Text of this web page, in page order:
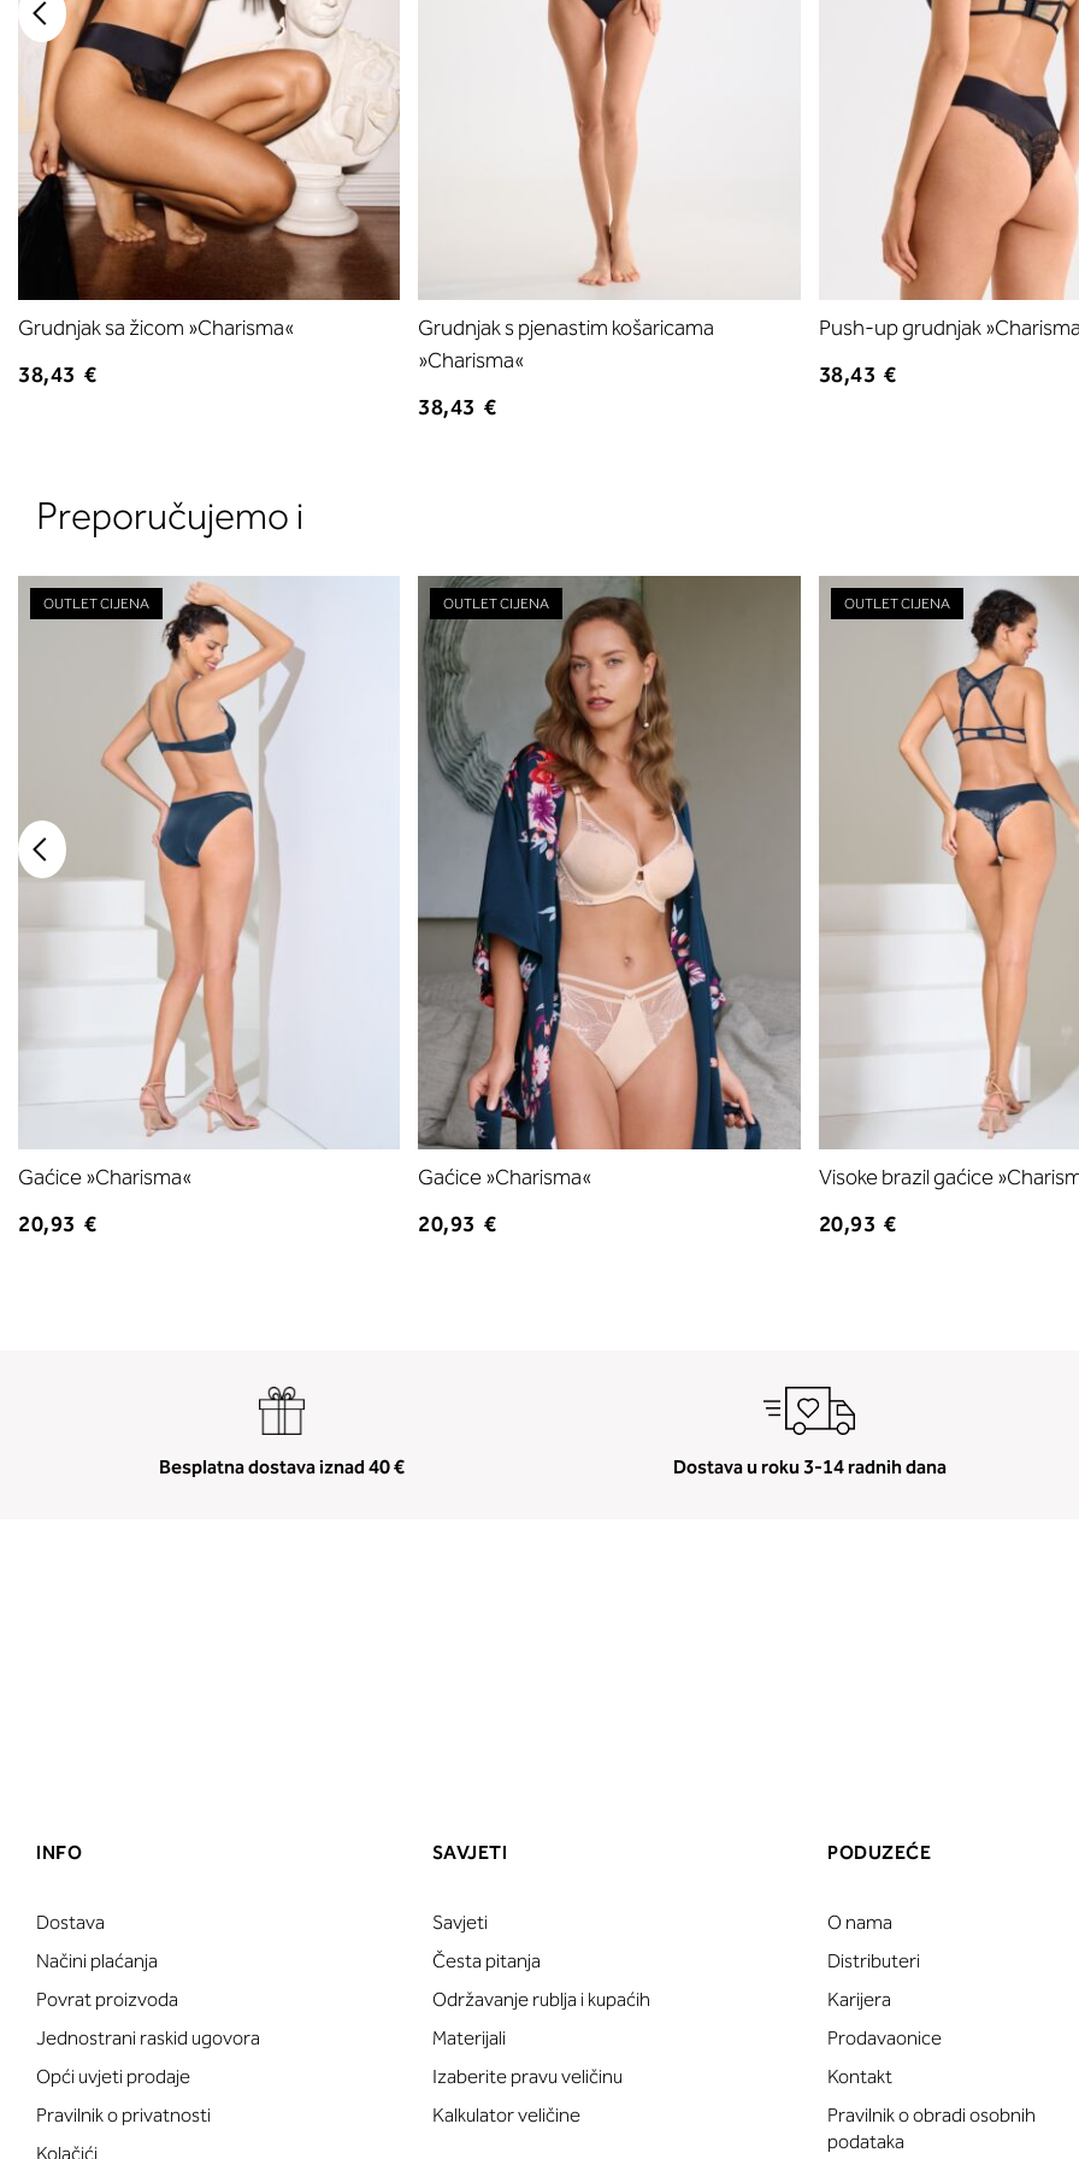
Grudnjak sa žicom »Charisma«
38,43 €
Grudnjak s pjenastim košaricama
»Charisma«
38,43 €
Push-up grudnjak
38,43 €
Preporučujemo i
OUTLET CIJENA
Gaćice »Charisma«
20,93 €
OUTLET CIJENA
Gaćice »Charisma«
20,93 €
OUTLET CIJENA
Visoke brazil gaćice
20,93 €
Besplatna dostava iznad 40 € Dostava u roku 3-14 radnih dana
INFO
Dostava
Načini plaćanja
Povrat proizvoda
Jednostrani raskid ugovora
Opći uvjeti prodaje
Pravilnik o privatnosti
Kolačići
SAVJETI
Savjeti
Česta pitanja
Održavanje rublja i kupaćih
Materijali
Izaberite pravu veličinu
Kalkulator veličine
PODUZEĆE
O nama
Distributeri
Karijera
Prodavaonice
Kontakt
Pravilnik o obradi osobnih
podataka